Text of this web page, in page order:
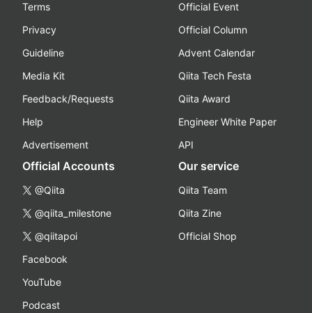
Terms
Privacy
Guideline
Media Kit
Feedback/Requests
Help
Advertisement
Official Event
Official Column
Advent Calendar
Qiita Tech Festa
Qiita Award
Engineer White Paper
API
Official Accounts
@Qiita
@qiita_milestone
@qiitapoi
Facebook
YouTube
Podcast
Our service
Qiita Team
Qiita Zine
Official Shop